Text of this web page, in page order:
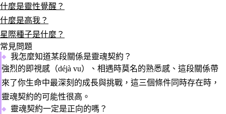
什麼是靈性覺醒？
什麼是高我？
星際種子是什麼？
常見問題
我怎麼知道某段關係是靈魂契約？
強烈的即視感（déjà vu）、相遇時莫名的熟悉感、這段關係帶
來了你生命中最深刻的成長與挑戰，這三個條件同時存在時，
靈魂契約的可能性很高。
靈魂契約一定是正向的嗎？